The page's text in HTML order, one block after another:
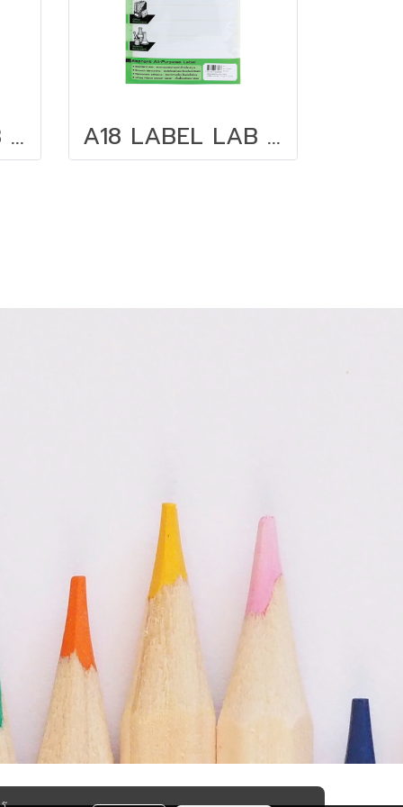
A15 LABEL LAB STICKER กระดาษสติ๊กเกอร์ A18 LABEL LAB STICKER กระดาษสติ๊กเกอร์